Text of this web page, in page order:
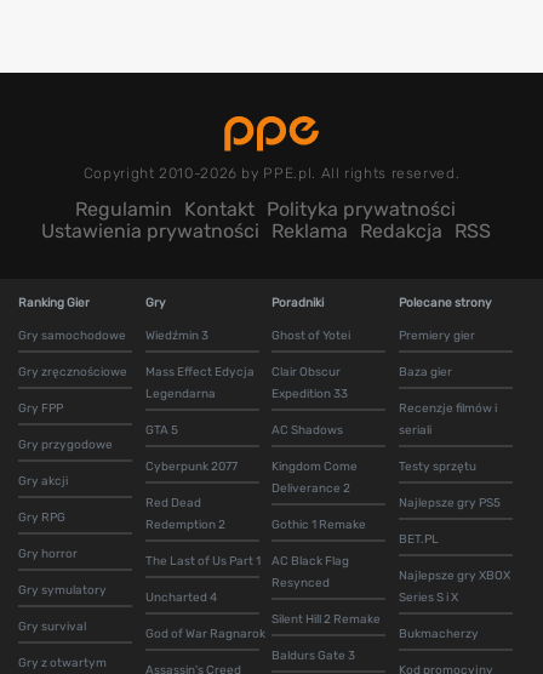
Copyright 2010-2026 by PPE.pl. All rights reserved.
Regulamin Kontakt Polityka prywatności
Ustawienia prywatności
Reklama Redakcja RSS
Ranking Gier
Gry samochodowe
Gry zręcznościowe
Gry FPP
Gry przygodowe
Gry akcji
Gry RPG
Gry horror
Gry symulatory
Gry survival
Gry z otwartym
Gry
Wiedźmin 3
Mass Effect Edycja
Legendarna
GTA 5
Cyberpunk 2077
Red Dead
Redemption 2
The Last of Us Part 1
Uncharted 4
God of War Ragnarok
Assassin's Creed
Poradniki
Ghost of Yotei
Clair Obscur
Expedition 33
AC Shadows
Kingdom Come
Deliverance 2
Gothic 1 Remake
AC Black Flag
Resynced
Silent Hill 2 Remake
Baldurs Gate 3
Polecane strony
Premiery gier
Baza gier
Recenzje filmów i
seriali
Testy sprzętu
Najlepsze gry PS5
BET.PL
Najlepsze gry XBOX
Series S i X
Bukmacherzy
Kod promocyjny